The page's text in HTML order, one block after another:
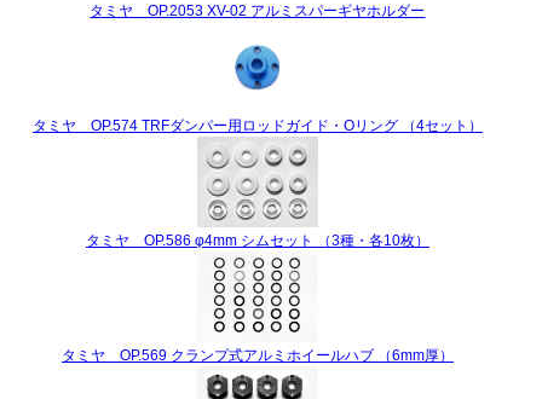
タミヤ OP.2053 XV-02 アルミスパーギヤホルダー
タミヤ OP.574 TRFダンパー用ロッドガイド・Oリング （4セット）
タミヤ OP.586 φ4mm シムセット （3種・各10枚）
タミヤ OP.569 クランプ式アルミホイールハブ （6mm厚）